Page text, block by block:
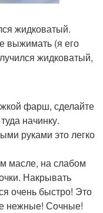
жидковатый.
выжимать (я его
жидковатый,
фарш, сделайте
начинку.
руками это легко
масле, на слабом
Накрывать
очень быстро! Это
нежные! Сочные!